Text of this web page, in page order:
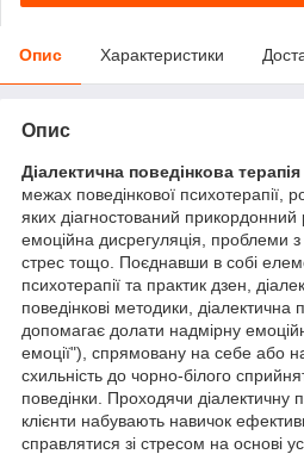
Опис Характеристики
Опис
Діалектична поведінкова терапія
межах поведінкової психотерапії,
яких діагностований прикордонний
емоційна дисрегуляція, проблеми
стрес тощо. Поєднавши в собі
психотерапії та практик дзен,
поведінкові методики, діалектична
допомагає долати надмірну
емоції"), спрямовану на себе або на
схильність до чорно-білого
поведінки. Проходячи діалектичну
клієнти набувають навичок
справлятися зі стресом на основі